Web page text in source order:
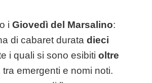
i Giovedì del Marsalino:
di cabaret durata dieci
i quali si sono esibiti oltre
tra emergenti e nomi noti.